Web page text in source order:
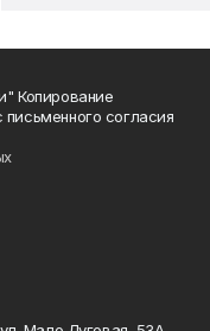
Копирование
согласия